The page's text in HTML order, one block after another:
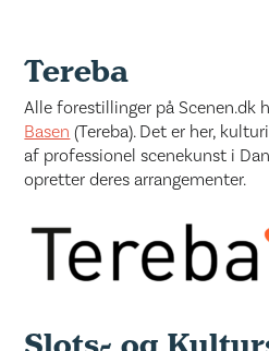
Tereba
Alle forestillinger på Scenen.dk
Basen (Tereba). Det er her,
af professionel scenekunst i
opretter deres arrangementer.